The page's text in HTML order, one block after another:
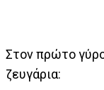
Στον πρώτο
ζευγάρια: